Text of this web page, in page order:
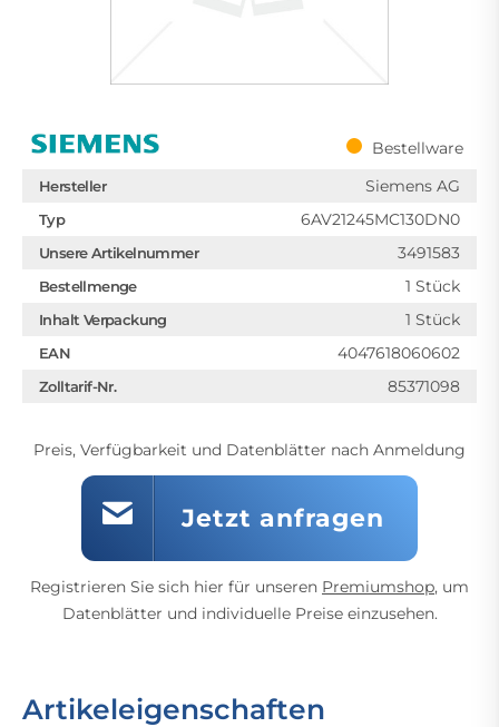
Bestellware
Hersteller Siemens AG
Typ 6AV21245MC130DN0
Unsere Artikelnummer 3491583
Bestellmenge 1 Stück
Inhalt Verpackung 1 Stück
EAN 4047618060602
Zolltarif-Nr. 85371098
Preis, Verfügbarkeit und Datenblätter nach Anmeldung
Jetzt anfragen
Registrieren Sie sich hier für unseren Premiumshop, um
Datenblätter und individuelle Preise einzusehen.
Artikeleigenschaften